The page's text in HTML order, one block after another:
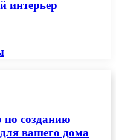
интерьер
по созданию
вашего дома